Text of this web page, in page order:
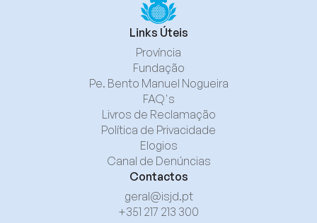
Links Úteis
Província
Fundação
Pe. Bento Manuel Nogueira
FAQ's
Livros de Reclamação
Política de Privacidade
Elogios
Canal de Denúncias
Contactos
geral@isjd.pt
+351 217 213 300